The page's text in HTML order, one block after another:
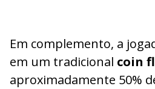
Em complemento, a
em um tradicional coin
aproximadamente 50%